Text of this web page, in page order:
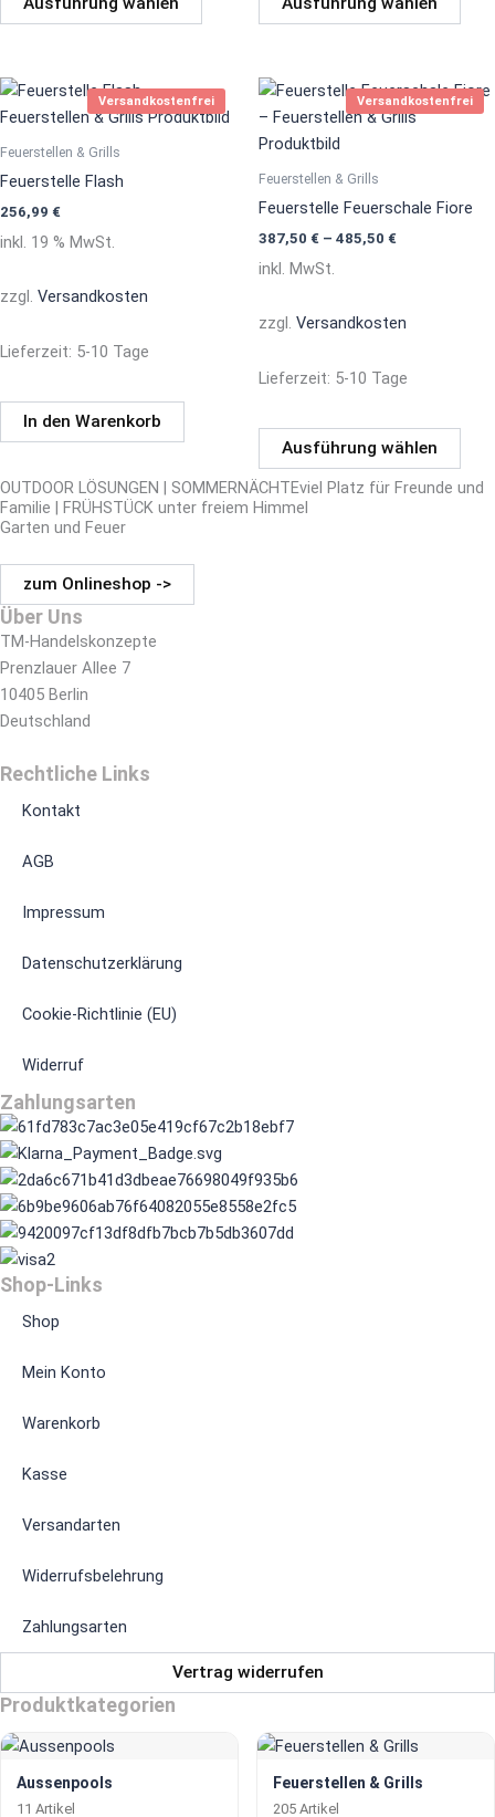
Versandkostenfrei
Feuerstellen & Grills
Feuerstelle Flash
256,99 €
inkl. 19 % MwSt.
zzgl. Versandkosten
Lieferzeit: 5-10 Tage
In den Warenkorb
Versandkostenfrei
Feuerstellen & Grills
Feuerstelle Feuerschale Fiore
387,50 € – 485,50 €
inkl. MwSt.
zzgl. Versandkosten
Lieferzeit: 5-10 Tage
Ausführung wählen
OUTDOOR LÖSUNGEN | SOMMERNÄCHTEviel Platz für Freunde und
Familie | FRÜHSTÜCK unter freiem Himmel
Garten und Feuer
zum Onlineshop ->
Über Uns
TM-Handelskonzepte
Prenzlauer Allee 7
10405 Berlin
Deutschland
Rechtliche Links
Kontakt
AGB
Impressum
Datenschutzerklärung
Cookie-Richtlinie (EU)
Widerruf
Zahlungsarten
Shop-Links
Shop
Mein Konto
Warenkorb
Kasse
Versandarten
Widerrufsbelehrung
Zahlungsarten
Vertrag widerrufen
Produktkategorien
Aussenpools
11 Artikel
Feuerstellen & Grills
205 Artikel